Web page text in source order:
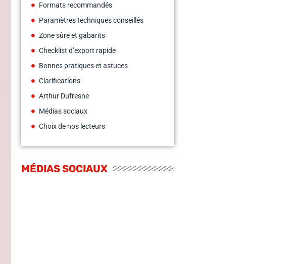
Formats recommandés
Paramètres techniques conseillés
Zone sûre et gabarits
Checklist d’export rapide
Bonnes pratiques et astuces
Clarifications
Arthur Dufresne
Médias sociaux
Choix de nos lecteurs
MÉDIAS SOCIAUX